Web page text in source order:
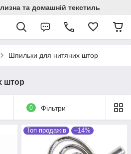
та домашній текстиль
Шпильки для нитяних штор
штор
0 Фільтри
Топ продажів –14%